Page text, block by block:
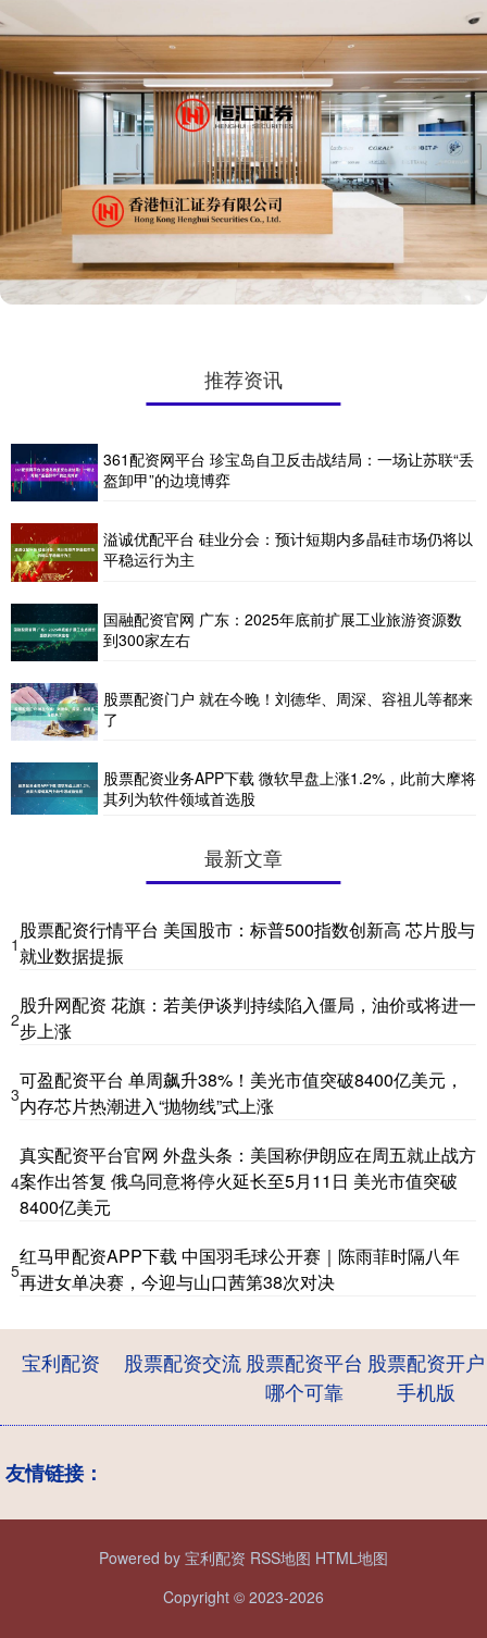
推荐资讯
361配资网平台 珍宝岛自卫反击战结局：一场让苏联“丢
盔卸甲”的边境博弈
溢诚优配平台 硅业分会：预计短期内多晶硅市场仍将以
平稳运行为主
国融配资官网 广东：2025年底前扩展工业旅游资源数
到300家左右
股票配资门户 就在今晚！刘德华、周深、容祖儿等都来
了
股票配资业务APP下载 微软早盘上涨1.2%，此前大摩将
其列为软件领域首选股
最新文章
1
股票配资行情平台 美国股市：标普500指数创新高 芯片股与
就业数据提振
2
股升网配资 花旗：若美伊谈判持续陷入僵局，油价或将进一
步上涨
3
可盈配资平台 单周飙升38%！美光市值突破8400亿美元，
内存芯片热潮进入“抛物线”式上涨
4
真实配资平台官网 外盘头条：美国称伊朗应在周五就止战方
案作出答复 俄乌同意将停火延长至5月11日 美光市值突破
8400亿美元
5
红马甲配资APP下载 中国羽毛球公开赛｜陈雨菲时隔八年
再进女单决赛，今迎与山口茜第38次对决
宝利配资 股票配资交流股票配资平台
哪个可靠
股票配资开户
手机版
友情链接：
Powered by 宝利配资 RSS地图 HTML地图
Copyright © 2023-2026